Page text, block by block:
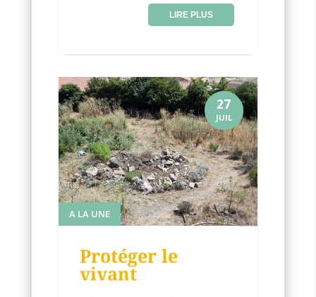
LIRE PLUS
27
JUIL
A LA UNE
Protéger le
vivant